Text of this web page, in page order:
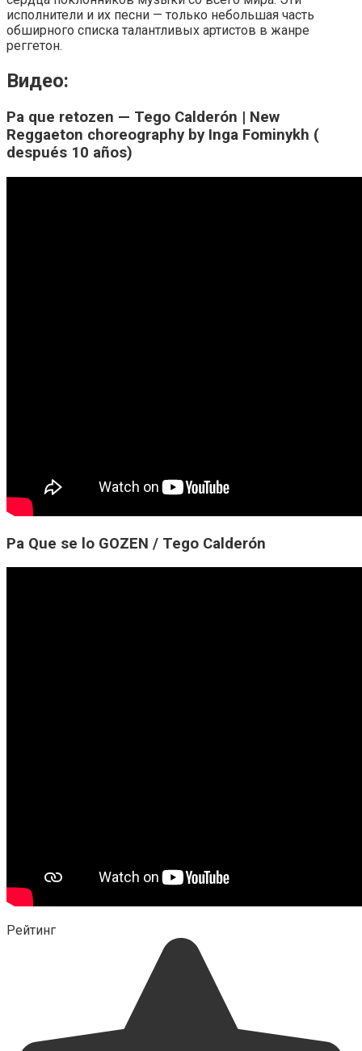
исполнители и их песни — только небольшая часть
обширного списка талантливых артистов в жанре
реггетон.
Видео:
Pa que retozen — Tego Calderón | New
Reggaeton choreography by Inga Fominykh (
después 10 años)
Pa Que se lo GOZEN / Tego Calderón
Рейтинг